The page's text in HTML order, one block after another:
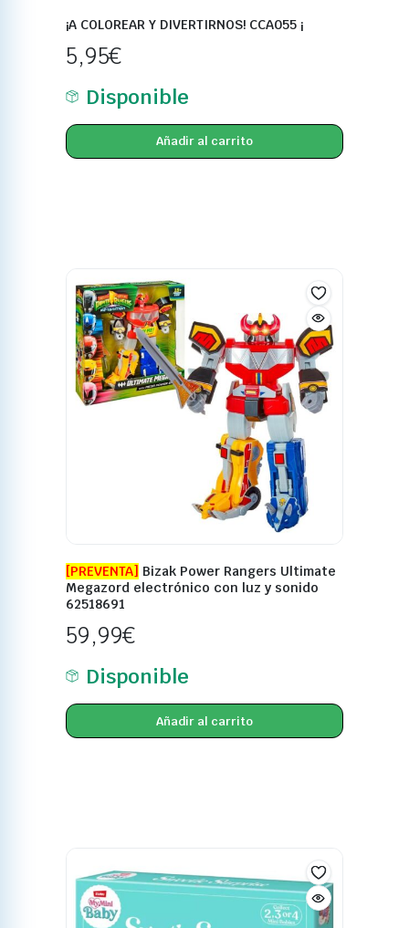
¡A COLOREAR Y DIVERTIRNOS! CCA055 ¡
5,95€
Disponible
Añadir al carrito
[PREVENTA] Bizak Power Rangers Ultimate
Megazord electrónico con luz y sonido
62518691
59,99€
Disponible
Añadir al carrito